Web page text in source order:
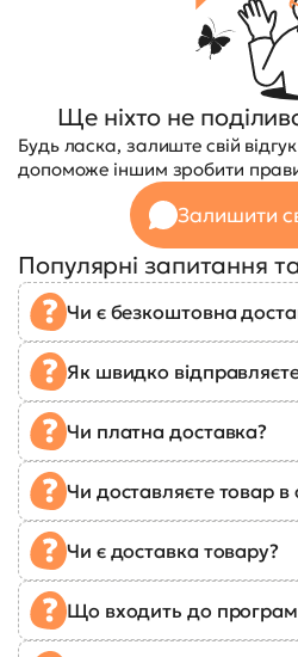
Ще ніхто не
Будь ласка, залиште свій
допоможе іншим зробити
Залишити
Популярні запитання та
Чи є безкоштовна
Як швидко
Чи платна доставка?
Чи доставляєте товар в
Чи є доставка товару?
Що входить до